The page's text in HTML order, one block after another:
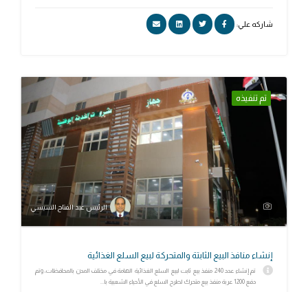
شاركه علي:
تم تنفيذه
الرئيس عبد الفتاح السيسي
إنشاء منافذ البيع الثابتة والمتحركة لبيع السلع الغذائية
تم إنشاء عدد 240 منفذ بيع ثابت لبيع السلع الغذائية الهامة في مختلف المدن بالمحافظات، وتم
دفع 1200 عربة منفذ بيع متحرك لطرح السلع في الأحياء الشعبية با...